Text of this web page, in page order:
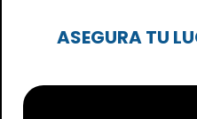
ASEGURA TU